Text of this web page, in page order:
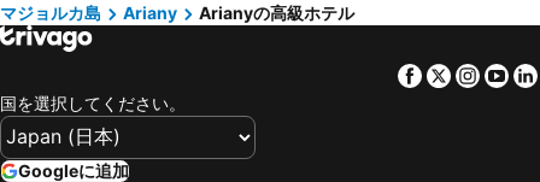
ポルトクリスト, luxury hotels
コロニア サント ホルディ, luxury hotels
ポータル ヌース, luxury hotels
Son Vida, luxury hotels
カラドール, luxury hotels
ポート デ ポリェンサ, luxury hotels
ポルトコロム, luxury hotels
マジョルカ島
Ariany Arianyの高級ホテル
Facebook
Twitter
国を選択してください。
Googleに追加